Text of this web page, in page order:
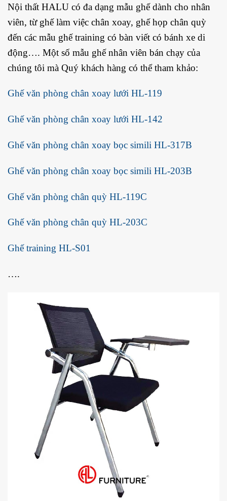
Nội thất HALU có đa dạng mẫu ghế dành cho nhân
viên, từ ghế làm việc chân xoay, ghế họp chân quỳ
đến các mẫu ghế training có bàn viết có bánh xe di
động…. Một số mẫu ghế nhân viên bán chạy của
chúng tôi mà Quý khách hàng có thể tham khảo:
Ghế văn phòng chân xoay lưới HL-119
Ghế văn phòng chân xoay lưới HL-142
Ghế văn phòng chân xoay bọc simili HL-317B
Ghế văn phòng chân xoay bọc simili HL-203B
Ghế văn phòng chân quỳ HL-119C
Ghế văn phòng chân quỳ HL-203C
Ghế training HL-S01
….